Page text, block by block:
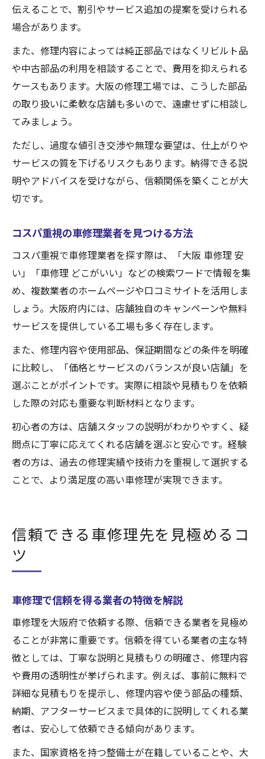
伝えることで、割引やサービス追加の提案を受けられる
場合があります。
また、修理内容によっては純正部品ではなくリビルト品
や中古部品の利用を相談することで、費用を抑えられる
ケースもあります。大阪の修理工場では、こうした部品
の取り扱いに柔軟な店舗も多いので、遠慮せずに相談し
てみましょう。
ただし、過度な値引き交渉や無理な要望は、仕上がりや
サービスの質を下げるリスクもあります。納得できる説
明やアドバイスを受けながら、信頼関係を築くことが大
切です。
コスパ重視の車修理業者を見つける方法
コスパ重視で車修理業者を探す際は、「大阪 車修理 安
い」「車修理 どこがいい」などの検索ワードで情報を集
め、複数業者のホームページや口コミサイトを活用しま
しょう。大阪府内には、店舗独自のキャンペーンや無料
サービスを提供している工場も多く存在します。
また、修理内容や使用部品、保証期間などの条件を明確
に比較し、「価格とサービスのバランスが良い店舗」を
選ぶことがポイントです。実際に相談や見積もりを依頼
した際の対応も重要な判断材料となります。
初心者の方は、店舗スタッフの説明がわかりやすく、疑
問点に丁寧に応えてくれる店舗を選ぶと安心です。経験
者の方は、過去の修理実績や技術力を重視して選択する
ことで、より満足度の高い車修理が実現できます。
信頼できる車修理先を見極めるコ
ツ
車修理で信頼を得る業者の特徴を解説
車修理を大阪府で依頼する際、信頼できる業者を見極め
ることが非常に重要です。信頼を得ている業者の主な特
徴としては、丁寧な説明と見積もりの明確さ、修理内容
や費用の透明性が挙げられます。例えば、事前に無料で
詳細な見積もりを提示し、修理内容や使う部品の種類、
納期、アフターサービスまで具体的に説明してくれる業
者は、安心して依頼できる傾向があります。
また、国家資格を持つ整備士が在籍していることや、大